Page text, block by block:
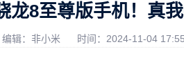
龙8至尊版手机！真
编辑：非小米 时间：2024-11-04 17:55